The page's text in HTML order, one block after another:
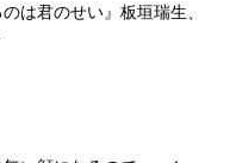
は君のせい』板垣瑞生、